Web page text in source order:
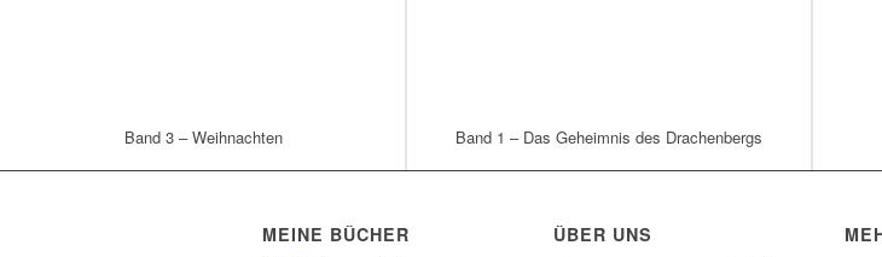
Band 3 – Weihnachten Band 1 – Das Geheimnis des Drachenbergs
MEINE BÜCHER ÜBER UNS